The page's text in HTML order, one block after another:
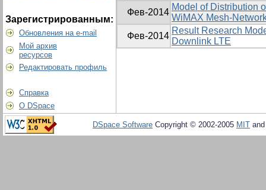
Зарегистрированным:
Обновления на e-mail
Мой архив
ресурсов
Редактировать профиль
Справка
О DSpace
Фев-2014
Model of Distribution
WiMAX Mesh-
Фев-2014
Result Research
Downlink LTE
DSpace Software Copyright © 2002-2005 MIT